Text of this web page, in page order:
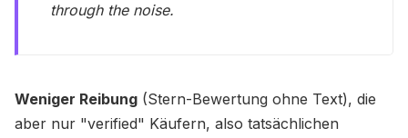
through the noise.
Weniger Reibung (Stern-Bewertung ohne Text), die
aber nur "verified" Käufern, also tatsächlichen